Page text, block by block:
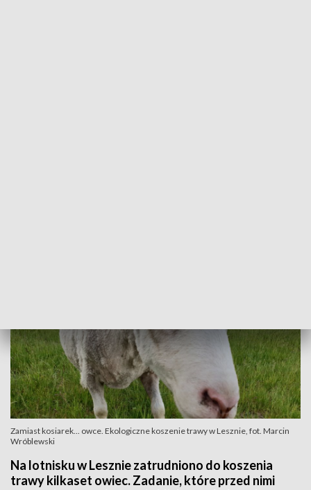
Zamiast kosiarek... owce. Ekologiczne koszenie trawy w Lesznie, fot. Marcin
Wróblewski
Na lotnisku w Lesznie zatrudniono do koszenia
trawy kilkaset owiec. Zadanie, które przed nimi